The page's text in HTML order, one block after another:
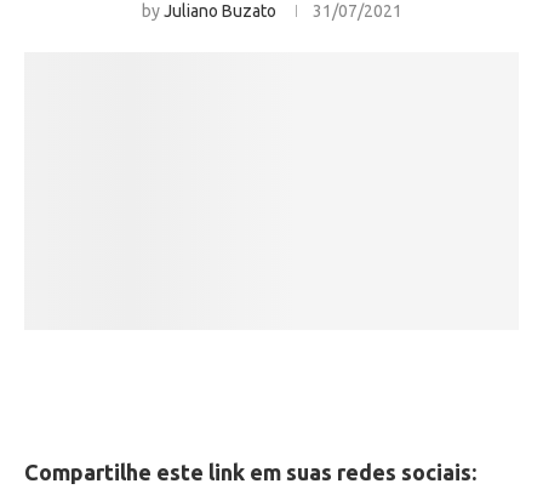
byJuliano Buzato 31/07/2021
Compartilhe este link em suas redes sociais: